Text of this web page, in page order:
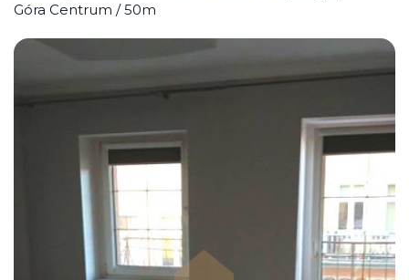
Góra Centrum / 50m